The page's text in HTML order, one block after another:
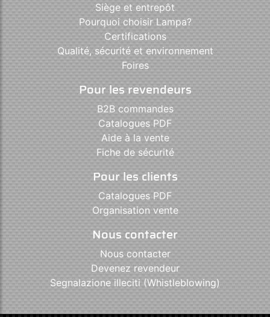
Siège et entrepôt
Pourquoi choisir Lampa?
Certifications
Qualité, sécurité et environnement
Foires
Pour les revendeurs
B2B commandes
Catalogues PDF
Aide à la vente
Fiche de sécurité
Pour les clients
Catalogues PDF
Organisation vente
Nous contacter
Nous contacter
Devenez revendeur
Segnalazione illeciti (Whistleblowing)